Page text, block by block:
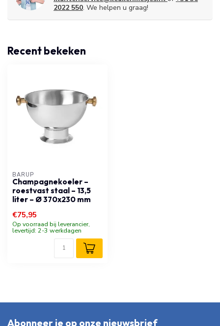
2022 550. We helpen u graag!
Recent bekeken
BARUP
Champagnekoeler –
roestvast staal – 13,5
liter – Ø 370x230 mm
€75,95
Op voorraad bij leverancier,
levertijd: 2-3 werkdagen
Abonneer je op onze nieuwsbrief